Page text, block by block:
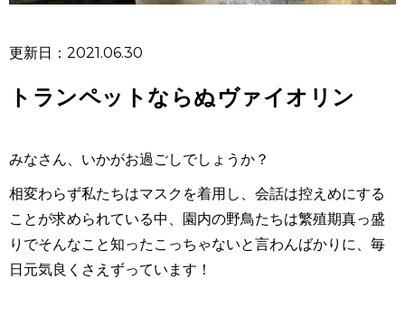
更新日：2021.06.30
トランペットならぬヴァイオリン
みなさん、いかがお過ごしでしょうか？
相変わらず私たちはマスクを着用し、会話は控えめにする
ことが求められている中、園内の野鳥たちは繁殖期真っ盛
りでそんなこと知ったこっちゃないと言わんばかりに、毎
日元気良くさえずっています！